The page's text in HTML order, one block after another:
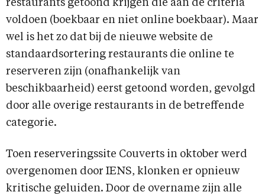
restaurants getoond krijgen die aan de criteria
voldoen (boekbaar en niet online boekbaar). Maar
wel is het zo dat bij de nieuwe website de
standaardsortering restaurants die online te
reserveren zijn (onafhankelijk van
beschikbaarheid) eerst getoond worden, gevolgd
door alle overige restaurants in de betreffende
categorie.
Toen reserveringssite Couverts in oktober werd
overgenomen door IENS, klonken er opnieuw
kritische geluiden. Door de overname zijn alle